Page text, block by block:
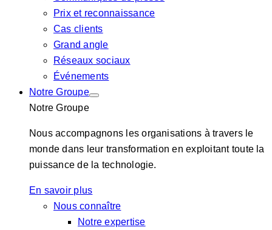
Prix et reconnaissance
Cas clients
Grand angle
Réseaux sociaux
Événements
Notre Groupe
Notre Groupe
Nous accompagnons les organisations à travers le
monde dans leur transformation en exploitant toute la
puissance de la technologie.
En savoir plus
Nous connaître
Notre expertise